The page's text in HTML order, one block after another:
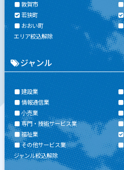
敦賀市
若狭町
おおい町
エリア絞込解除
ジャンル
建設業
情報通信業
小売業
専門・技術サービス業
福祉業
その他サービス業
ジャンル絞込解除